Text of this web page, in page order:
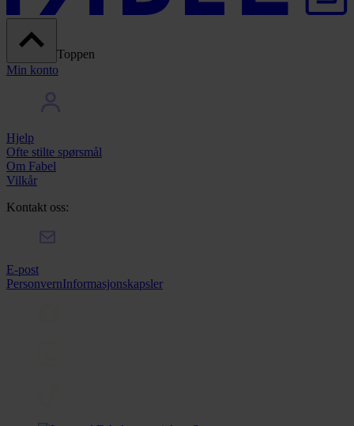
Toppen
Min konto
Hjelp
Ofte stilte spørsmål
Om Fabel
Vilkår
Kontakt oss:
E-post
PersonvernInformasjonskapsler